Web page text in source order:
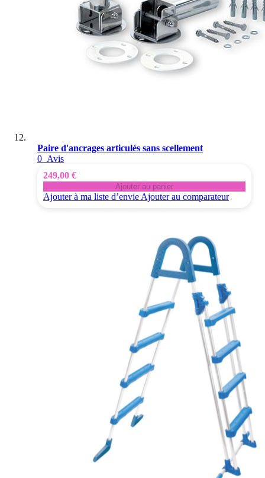
Paire d'ancrages articulés sans scellement
0 Avis
249,00 €
Ajouter au panier
Ajouter à ma liste d’envie Ajouter au comparateur